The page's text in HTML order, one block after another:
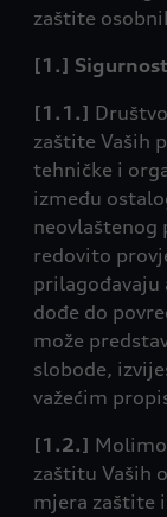
zaštite
[1.]
[1.1.]
zaštite Vaših
tehničke i
između
neovlaštenog
redovito
prilagođavaju
dođe do
može
slobode,
važećim
[1.2.]
zaštitu Vaših
mjera zaštite